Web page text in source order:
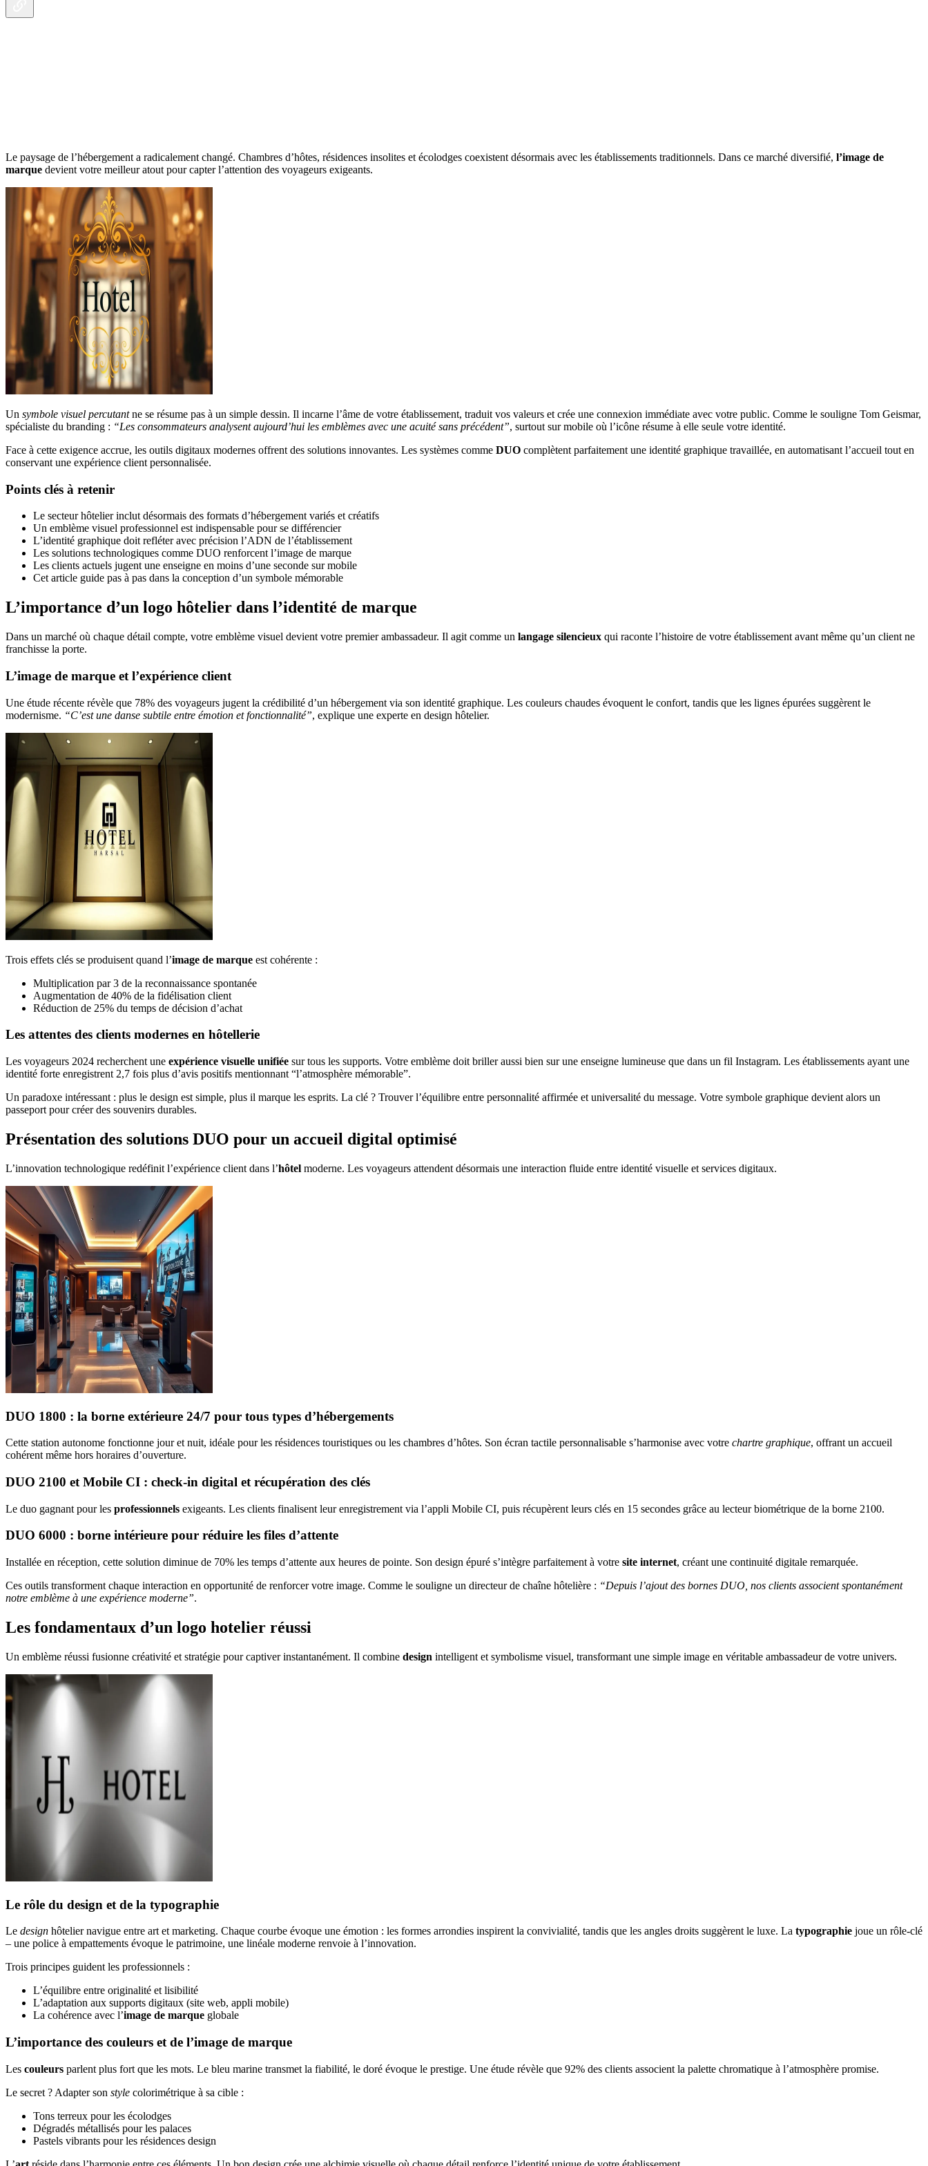
Le paysage de l’hébergement a radicalement changé. Chambres d’hôtes, résidences insolites et écolodges coexistent désormais avec les établissements traditionnels. Dans ce marché diversifié, l’image de
marque devient votre meilleur atout pour capter l’attention des voyageurs exigeants.
Un symbole visuel percutantne se résume pas à un simple dessin. Il incarne l’âme de votre établissement, traduit vos valeurs et crée une connexion immédiate avec votre public. Comme le souligne Tom Geismar,
spécialiste du branding : “Les consommateurs analysent aujourd’hui les emblèmes avec une acuité sans précédent”, surtout sur mobile où l’icône résume à elle seule votre identité.
Face à cette exigence accrue, les outils digitaux modernes offrent des solutions innovantes. Les systèmes comme DUO complètent parfaitement une identité graphique travaillée, en automatisant l’accueil tout en
conservant une expérience client personnalisée.
Points clés à retenir
Le secteur hôtelier inclut désormais des formats d’hébergement variés et créatifs
Un emblème visuel professionnel est indispensable pour se différencier
L’identité graphique doit refléter avec précision l’ADN de l’établissement
Les solutions technologiques comme DUO renforcent l’image de marque
Les clients actuels jugent une enseigne en moins d’une seconde sur mobile
Cet article guide pas à pas dans la conception d’un symbole mémorable
L’importance d’un logo hôtelier dans l’identité de marque
Dans un marché où chaque détail compte, votre emblème visuel devient votre premier ambassadeur. Il agit comme un langage silencieux qui raconte l’histoire de votre établissement avant même qu’un client ne
franchisse la porte.
L’image de marque et l’expérience client
Une étude récente révèle que 78% des voyageurs jugent la crédibilité d’un hébergement via son identité graphique. Les couleurs chaudes évoquent le confort, tandis que les lignes épurées suggèrent le
modernisme. “C’est une danse subtile entre émotion et fonctionnalité”, explique une experte en design hôtelier.
Trois effets clés se produisent quand l’image de marque est cohérente :
Multiplication par 3 de la reconnaissance spontanée
Augmentation de 40% de la fidélisation client
Réduction de 25% du temps de décision d’achat
Les attentes des clients modernes en hôtellerie
Les voyageurs 2024 recherchent une expérience visuelle unifiée sur tous les supports. Votre emblème doit briller aussi bien sur une enseigne lumineuse que dans un fil Instagram. Les établissements ayant une
identité forte enregistrent 2,7 fois plus d’avis positifs mentionnant “l’atmosphère mémorable”.
Un paradoxe intéressant : plus le design est simple, plus il marque les esprits. La clé ? Trouver l’équilibre entre personnalité affirmée et universalité du message. Votre symbole graphique devient alors un
passeport pour créer des souvenirs durables.
Présentation des solutions DUO pour un accueil digital optimisé
L’innovation technologique redéfinit l’expérience client dans l’hôtel moderne. Les voyageurs attendent désormais une interaction fluide entre identité visuelle et services digitaux.
DUO 1800 : la borne extérieure 24/7 pour tous types d’hébergements
Cette station autonome fonctionne jour et nuit, idéale pour les résidences touristiques ou les chambres d’hôtes. Son écran tactile personnalisable s’harmonise avec votre chartre graphique, offrant un accueil
cohérent même hors horaires d’ouverture.
DUO 2100 et Mobile CI : check-in digital et récupération des clés
Le duo gagnant pour les professionnels exigeants. Les clients finalisent leur enregistrement via l’appli Mobile CI, puis récupèrent leurs clés en 15 secondes grâce au lecteur biométrique de la borne 2100.
DUO 6000 : borne intérieure pour réduire les files d’attente
Installée en réception, cette solution diminue de 70% les temps d’attente aux heures de pointe. Son design épuré s’intègre parfaitement à votre site internet, créant une continuité digitale remarquée.
Ces outils transforment chaque interaction en opportunité de renforcer votre image. Comme le souligne un directeur de chaîne hôtelière : “Depuis l’ajout des bornes DUO, nos clients associent spontanément
notre emblème à une expérience moderne”.
Les fondamentaux d’un logo hotelier réussi
Un emblème réussi fusionne créativité et stratégie pour captiver instantanément. Il combine design intelligent et symbolisme visuel, transformant une simple image en véritable ambassadeur de votre univers.
Le rôle du design et de la typographie
Le design hôtelier navigue entre art et marketing. Chaque courbe évoque une émotion : les formes arrondies inspirent la convivialité, tandis que les angles droits suggèrent le luxe. La typographie joue un rôle-clé
– une police à empattements évoque le patrimoine, une linéale moderne renvoie à l’innovation.
Trois principes guident les professionnels :
L’équilibre entre originalité et lisibilité
L’adaptation aux supports digitaux (site web, appli mobile)
La cohérence avec l’image de marque globale
L’importance des couleurs et de l’image de marque
Les couleurs parlent plus fort que les mots. Le bleu marine transmet la fiabilité, le doré évoque le prestige. Une étude révèle que 92% des clients associent la palette chromatique à l’atmosphère promise.
Le secret ? Adapter son style colorimétrique à sa cible :
Tons terreux pour les écolodges
Dégradés métallisés pour les palaces
Pastels vibrants pour les résidences design